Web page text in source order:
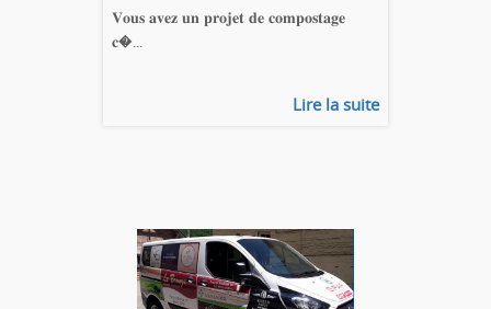
𝐕𝐨𝐮𝐬 𝐚𝐯𝐞𝐳 𝐮𝐧 𝐩𝐫𝐨𝐣𝐞𝐭 𝐝𝐞 𝐜𝐨𝐦𝐩𝐨𝐬𝐭𝐚𝐠𝐞
𝐜�...
Lire la suite